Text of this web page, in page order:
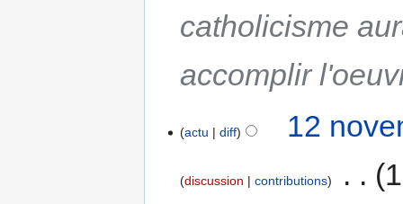
catholicisme
accomplir
actu diff 12
discussion contributions